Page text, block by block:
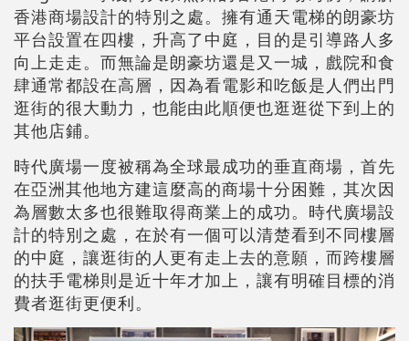
香港商場設計的特別之處。擁有通天電梯的朗豪坊
平台設置在四樓，升高了中庭，目的是引導路人多
向上走走。而無論是朗豪坊還是又一城，戲院和食
肆通常都設在高層，因為看電影和吃飯是人們出門
逛街的很大動力，也能由此順便也逛逛從下到上的
其他店鋪。
時代廣場一度被稱為全球最成功的垂直商場，首先
在亞洲其他地方建這麼高的商場十分困難，其次因
為層數太多也很難取得商業上的成功。時代廣場設
計的特別之處，在於有一個可以清楚看到不同樓層
的中庭，讓逛街的人更有走上去的意願，而跨樓層
的扶手電梯則是近十年才加上，讓有明確目標的消
費者逛街更便利。